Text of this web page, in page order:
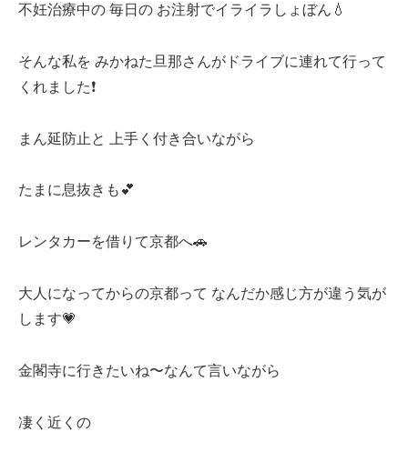
不妊治療中の 毎日の お注射でイライラしょぼん💧
そんな私を みかねた旦那さんがドライブに連れて行って
くれました❗️
まん延防止と 上手く付き合いながら
たまに息抜きも💕
レンタカーを借りて京都へ🚗
大人になってからの京都って なんだか感じ方が違う気が
します💗
金閣寺に行きたいね〜なんて言いながら
凄く近くの